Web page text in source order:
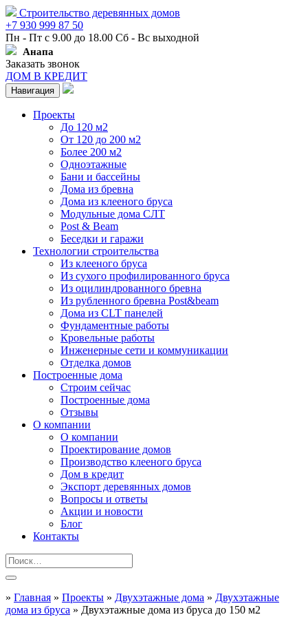
Строительство деревянных домов
+7 930 999 87 50
Пн - Пт с 9.00 до 18.00 Сб - Вс выходной
Анапа
Заказать звонок
ДОМ В КРЕДИТ
Навигация
Проекты
До 120 м2
От 120 до 200 м2
Более 200 м2
Одноэтажные
Бани и бассейны
Дома из бревна
Дома из клееного бруса
Модульные дома СЛТ
Post & Beam
Беседки и гаражи
Технологии строительства
Из клееного бруса
Из сухого профилированного бруса
Из оцилиндрованного бревна
Из рубленного бревна Post&beam
Дома из CLT панелей
Фундаментные работы
Кровельные работы
Инженерные сети и коммуникации
Отделка домов
Построенные дома
Строим сейчас
Построенные дома
Отзывы
О компании
О компании
Проектирование домов
Производство клееного бруса
Дом в кредит
Экспорт деревянных домов
Вопросы и ответы
Акции и новости
Блог
Контакты
» Главная » Проекты » Двухэтажные дома » Двухэтажные
дома из бруса » Двухэтажные дома из бруса до 150 м2